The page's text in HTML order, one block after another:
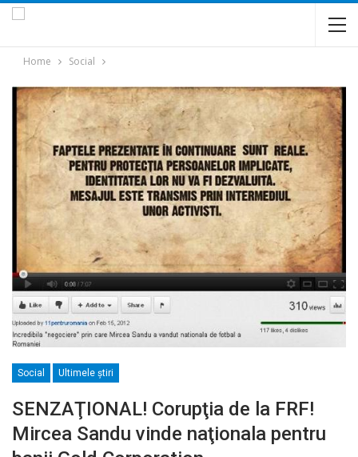
Home Social
Social Ultimele ştiri
SENZAŢIONAL! Corupţia de la FRF!
Mircea Sandu vinde naţionala pentru